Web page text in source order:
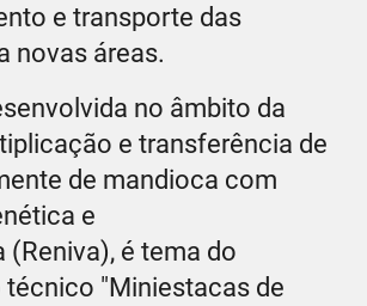
e transporte das
novas áreas.
no âmbito da
e transferência de
de mandioca com
e
é tema do
"Miniestacas de